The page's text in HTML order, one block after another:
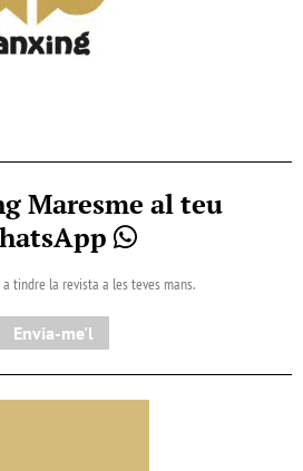
Maresme al teu
tindre la revista a les teves mans.
Envia-me'l